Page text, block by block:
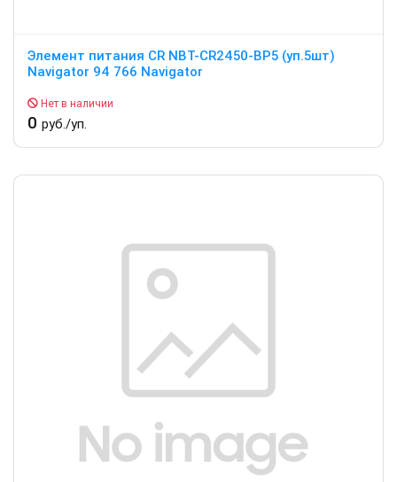
Элемент питания CR NBT-CR2450-BP5 (уп.5шт)
Navigator 94 766 Navigator
Нет в наличии
0 руб./уп.